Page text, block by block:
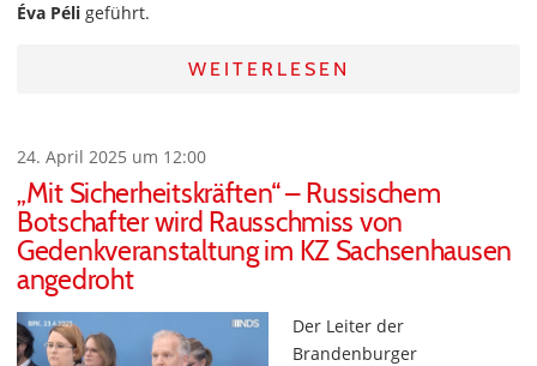
Éva Péli geführt.
WEITERLESEN
24. April 2025 um 12:00
„Mit Sicherheitskräften“ – Russischem
Botschafter wird Rausschmiss von
Gedenkveranstaltung im KZ Sachsenhausen
angedroht
Der Leiter der
Brandenburger